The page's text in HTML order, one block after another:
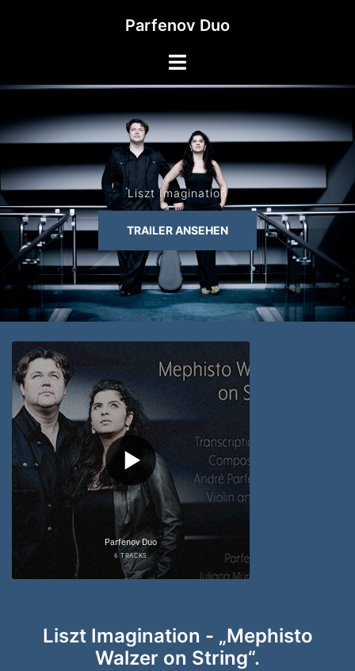
Parfenov Duo
Liszt Imagination
TRAILER ANSEHEN
Liszt Imagination - „Mephisto
Walzer on String“.